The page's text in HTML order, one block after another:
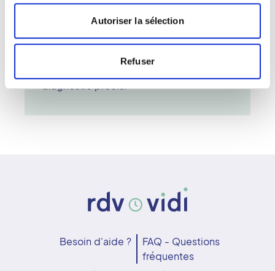
Autoriser la sélection
Refuser
performante pour l'analyse du cerveau,
de la colonne vertébrale, des
articulations et des viscères, offrant une
diagnostic précis.
Besoin d'aide ?
FAQ - Questions
fréquentes